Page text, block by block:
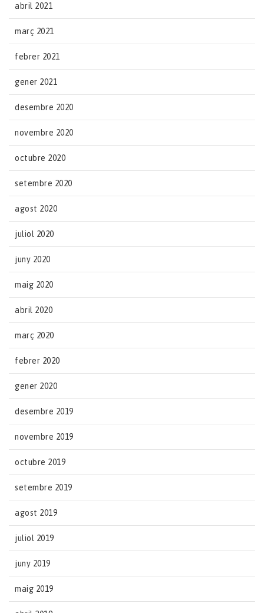
abril 2021
març 2021
febrer 2021
gener 2021
desembre 2020
novembre 2020
octubre 2020
setembre 2020
agost 2020
juliol 2020
juny 2020
maig 2020
abril 2020
març 2020
febrer 2020
gener 2020
desembre 2019
novembre 2019
octubre 2019
setembre 2019
agost 2019
juliol 2019
juny 2019
maig 2019